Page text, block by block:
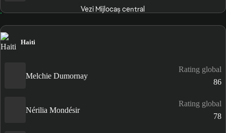
Vezi Mijlocaș central
Haiti
Melchie Dumornay
Rating global
86
Nérilia Mondésir
Rating global
78